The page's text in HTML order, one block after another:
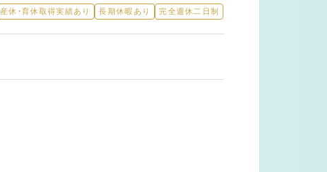
産休・育休取得実績あり 長期休暇あり 完全週休二日制